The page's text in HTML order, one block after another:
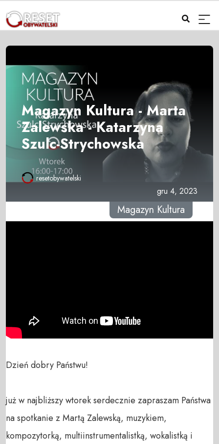
Magazyn Kultura - Marta
Zalewska - Katarzyna
Szulc-Strychowska
resetobywatelski
gru 4, 2023
Magazyn Kultura
Dzień dobry Państwu!
już w najbliższy wtorek serdecznie zapraszam Państwa
na spotkanie z Martą Zalewską, muzykiem,
kompozytorką, multiinstrumentalistką, wokalistką i